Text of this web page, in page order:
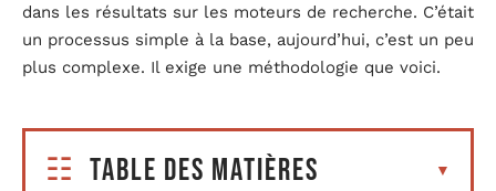
dans les résultats sur les moteurs de recherche. C’était
un processus simple à la base, aujourd’hui, c’est un peu
plus complexe. Il exige une méthodologie que voici.
Table des matières